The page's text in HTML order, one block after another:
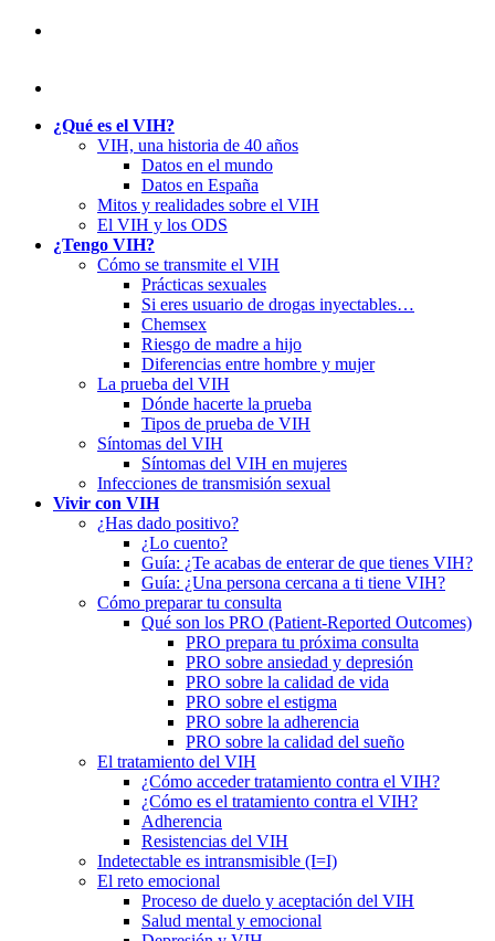
¿Qué es el VIH?
VIH, una historia de 40 años
Datos en el mundo
Datos en España
Mitos y realidades sobre el VIH
El VIH y los ODS
¿Tengo VIH?
Cómo se transmite el VIH
Prácticas sexuales
Si eres usuario de drogas inyectables…
Chemsex
Riesgo de madre a hijo
Diferencias entre hombre y mujer
La prueba del VIH
Dónde hacerte la prueba
Tipos de prueba de VIH
Síntomas del VIH
Síntomas del VIH en mujeres
Infecciones de transmisión sexual
Vivir con VIH
¿Has dado positivo?
¿Lo cuento?
Guía: ¿Te acabas de enterar de que tienes VIH?
Guía: ¿Una persona cercana a ti tiene VIH?
Cómo preparar tu consulta
Qué son los PRO (Patient-Reported Outcomes)
PRO prepara tu próxima consulta
PRO sobre ansiedad y depresión
PRO sobre la calidad de vida
PRO sobre el estigma
PRO sobre la adherencia
PRO sobre la calidad del sueño
El tratamiento del VIH
¿Cómo acceder tratamiento contra el VIH?
¿Cómo es el tratamiento contra el VIH?
Adherencia
Resistencias del VIH
Indetectable es intransmisible (I=I)
El reto emocional
Proceso de duelo y aceptación del VIH
Salud mental y emocional